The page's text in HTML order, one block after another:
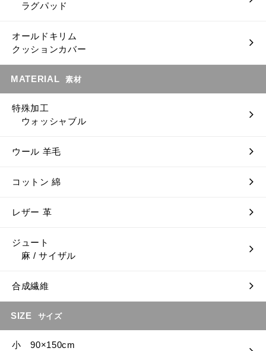
ラグパッド
オールドキリム
クッションカバー
MATERIAL 素材
特殊加工
ウォッシャブル
ウール 羊毛
コットン 綿
レザー 革
ジュート
麻 / サイザル
合成繊維
SIZE サイズ
小 90×150cm